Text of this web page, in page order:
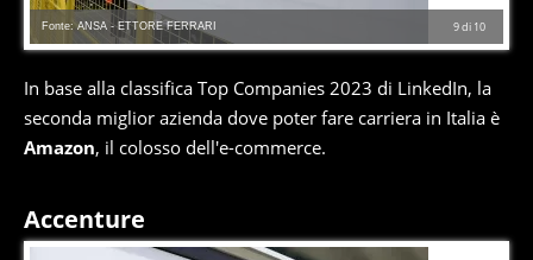
9di 10
Fonte: ANSA - ETTORE FERRARI
In base alla classifica Top Companies 2023 di LinkedIn, la
seconda miglior azienda dove poter fare carriera in Italia è
Amazon, il colosso dell'e-commerce.
Accenture